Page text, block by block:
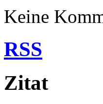
Keine
RSS
Zitat